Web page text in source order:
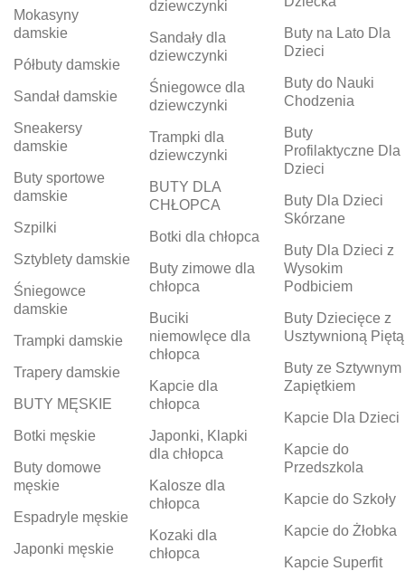
Mokasyny
damskie
Półbuty damskie
Sandał damskie
Sneakersy
damskie
Buty sportowe
damskie
Szpilki
Sztyblety damskie
Śniegowce
damskie
Trampki damskie
Trapery damskie
BUTY MĘSKIE
Botki męskie
Buty domowe
męskie
Espadryle męskie
Japonki męskie
dziewczynki
Sandały dla
dziewczynki
Śniegowce dla
dziewczynki
Trampki dla
dziewczynki
BUTY DLA
CHŁOPCA
Botki dla chłopca
Buty zimowe dla
chłopca
Buciki
niemowlęce dla
chłopca
Kapcie dla
chłopca
Japonki, Klapki
dla chłopca
Kalosze dla
chłopca
Kozaki dla
chłopca
Buty na Lato Dla
Dzieci
Buty do Nauki
Chodzenia
Buty
Profilaktyczne Dla
Dzieci
Buty Dla Dzieci
Skórzane
Buty Dla Dzieci z
Wysokim
Podbiciem
Buty Dziecięce z
Usztywnioną Piętą
Buty ze Sztywnym
Zapiętkiem
Kapcie Dla Dzieci
Kapcie do
Przedszkola
Kapcie do Szkoły
Kapcie do Żłobka
Kapcie Superfit